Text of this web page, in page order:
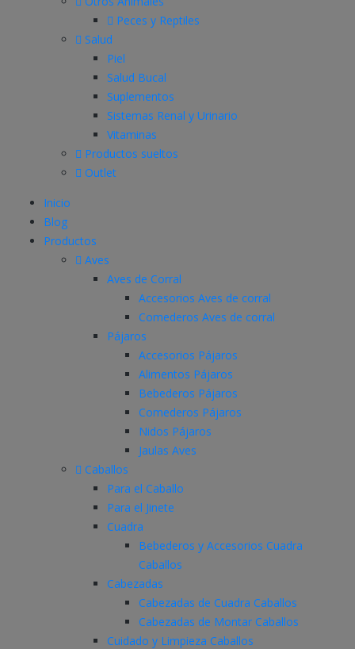
Peces y Reptiles
Salud
Piel
Salud Bucal
Suplementos
Sistemas Renal y Urinario
Vitaminas
Productos sueltos
Outlet
Inicio
Blog
Productos
Aves
Aves de Corral
Accesorios Aves de corral
Comederos Aves de corral
Pájaros
Accesorios Pájaros
Alimentos Pájaros
Bebederos Pájaros
Comederos Pájaros
Nidos Pájaros
Jaulas Aves
Caballos
Para el Caballo
Para el Jinete
Cuadra
Bebederos y Accesorios Cuadra
Caballos
Cabezadas
Cabezadas de Cuadra Caballos
Cabezadas de Montar Caballos
Cuidado y Limpieza Caballos